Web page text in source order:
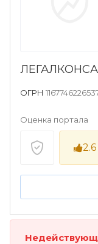
ОГРН
Оценка портала
2.6